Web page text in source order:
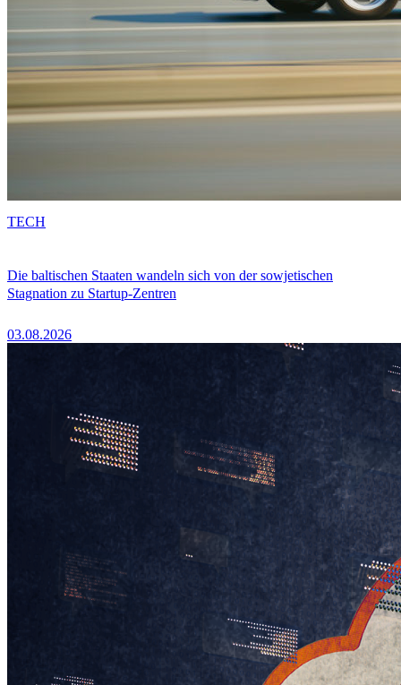
Die baltischen Staaten wandeln sich von der sowjetischen
Stagnation zu Startup-Zentren
03.08.2026
TECH